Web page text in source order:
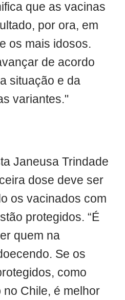
que as vacinas
por ora, em
os mais idosos.
de acordo
situação e da
variantes."
Janeusa Trindade
dose deve ser
os vacinados com
protegidos. “É
quem na
Se os
como
Chile, é melhor